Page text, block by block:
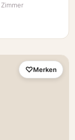
Zimmer
Merken